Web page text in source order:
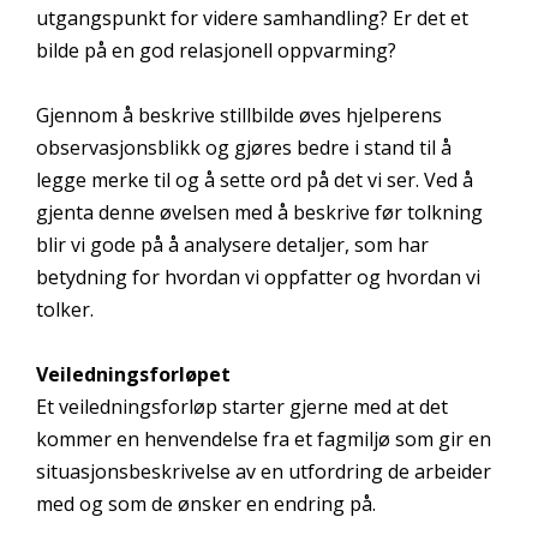
utgangspunkt for videre samhandling? Er det et
bilde på en god relasjonell oppvarming?
Gjennom å beskrive stillbilde øves hjelperens
observasjonsblikk og gjøres bedre i stand til å
legge merke til og å sette ord på det vi ser. Ved å
gjenta denne øvelsen med å beskrive før tolkning
blir vi gode på å analysere detaljer, som har
betydning for hvordan vi oppfatter og hvordan vi
tolker.
Veiledningsforløpet
Et veiledningsforløp starter gjerne med at det
kommer en henvendelse fra et fagmiljø som gir en
situasjonsbeskrivelse av en utfordring de arbeider
med og som de ønsker en endring på.